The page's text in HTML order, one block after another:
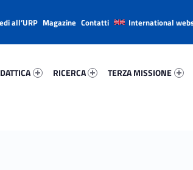
RICERCA
TERZA MISSIONE
all’URP Magazine Contatti International